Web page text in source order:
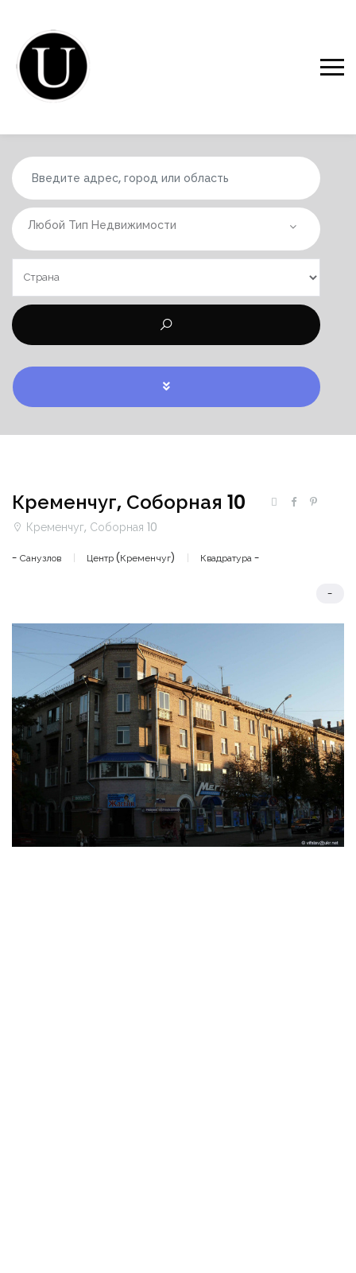
Любой Тип Недвижимости
Кременчуг, Соборная 10
Кременчуг, Соборная 10
- Санузлов Центр (Кременчуг) Квадратура -
-